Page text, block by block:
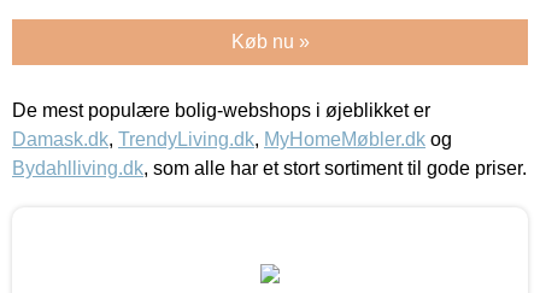
Køb nu »
De mest populære bolig-webshops i øjeblikket er
Damask.dk, TrendyLiving.dk, MyHomeMøbler.dk og
Bydahlliving.dk, som alle har et stort sortiment til gode priser.